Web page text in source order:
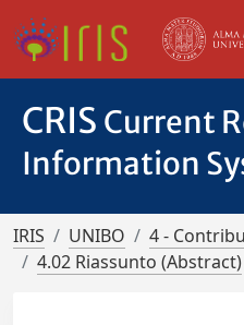
CRIS Current
Information
IRIS UNIBO
4 -
4.02 Riassunto (Abstract)